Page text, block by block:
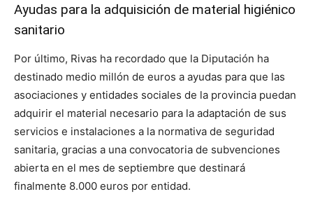
Ayudas para la adquisición de material higiénico
sanitario
Por último, Rivas ha recordado que la Diputación ha
destinado medio millón de euros a ayudas para que las
asociaciones y entidades sociales de la provincia puedan
adquirir el material necesario para la adaptación de sus
servicios e instalaciones a la normativa de seguridad
sanitaria, gracias a una convocatoria de subvenciones
abierta en el mes de septiembre que destinará
finalmente 8.000 euros por entidad.